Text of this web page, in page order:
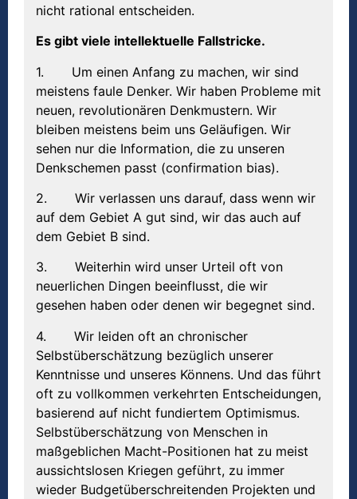
nicht rational entscheiden.
Es gibt viele intellektuelle Fallstricke.
1. Um einen Anfang zu machen, wir sind
meistens faule Denker. Wir haben Probleme mit
neuen, revolutionären Denkmustern. Wir
bleiben meistens beim uns Geläufigen. Wir
sehen nur die Information, die zu unseren
Denkschemen passt (confirmation bias).
2. Wir verlassen uns darauf, dass wenn wir
auf dem Gebiet A gut sind, wir das auch auf
dem Gebiet B sind.
3. Weiterhin wird unser Urteil oft von
neuerlichen Dingen beeinflusst, die wir
gesehen haben oder denen wir begegnet sind.
4. Wir leiden oft an chronischer
Selbstüberschätzung bezüglich unserer
Kenntnisse und unseres Könnens. Und das führt
oft zu vollkommen verkehrten Entscheidungen,
basierend auf nicht fundiertem Optimismus.
Selbstüberschätzung von Menschen in
maßgeblichen Macht-Positionen hat zu meist
aussichtslosen Kriegen geführt, zu immer
wieder Budgetüberschreitenden Projekten und